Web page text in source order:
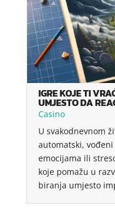
IGRE KOJE TI
UMJESTO DA
Casino
U svakodnevnom
automatski,
emocijama ili
koje pomažu u
biranja umjesto